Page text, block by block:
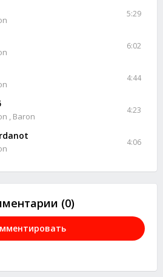
5:29
6:02
4:44
, Baron
4:23
4:06
(0)